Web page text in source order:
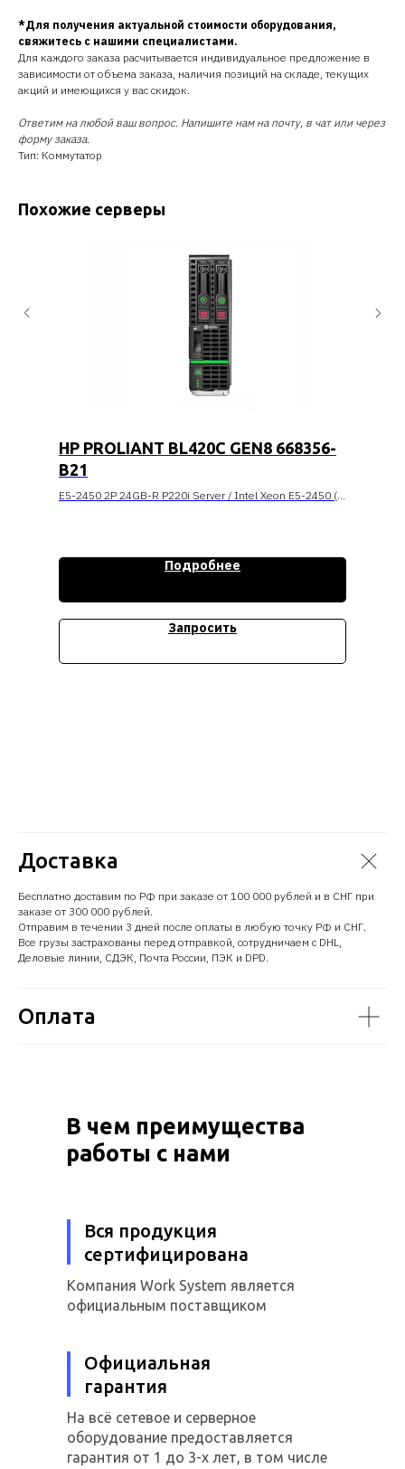
*Для получения актуальной стоимости оборудования,
свяжитесь с нашими специалистами.
Для каждого заказа расчитывается индивидуальное предложение в
зависимости от объема заказа, наличия позиций на складе, текущих
акций и имеющихся у вас скидок.
Ответим на любой ваш вопрос. Напишите нам на почту, в чат или через
форму заказа.
Тип: Коммутатор
Похожие серверы
HP PROLIANT BL420C GEN8 668356-
B21
E5-2450 2P 24GB-R P220i Server / Intel Xeon E5-2450 (8
Подробнее
Запросить
Доставка
Бесплатно доставим по РФ при заказе от 100 000 рублей и в СНГ при
заказе от 300 000 рублей.
Отправим в течении 3 дней после оплаты в любую точку РФ и СНГ.
Все грузы застрахованы перед отправкой, сотрудничаем с DHL,
Деловые линии, СДЭК, Почта России, ПЭК и DPD.
Оплата
В чем преимущества
работы с нами
Вся продукция
сертифицирована
Компания Work System является
официальным поставщиком
Официальная
гарантия
На всё сетевое и серверное
оборудование предоставляется
гарантия от 1 до 3-х лет, в том числе